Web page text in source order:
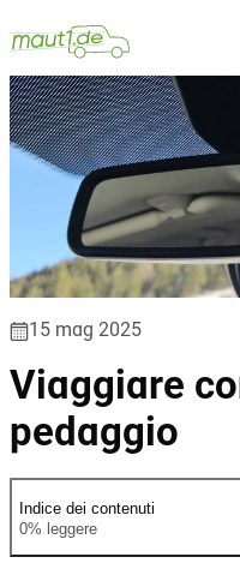
15 mag 2025
Viaggiare
pedaggio
Indice dei contenuti
0% leggere